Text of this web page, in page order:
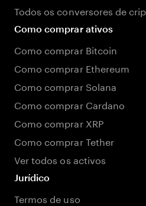
Todos os conversores de
Como comprar ativos
Como comprar Bitcoin
Como comprar Ethereum
Como comprar Solana
Como comprar Cardano
Como comprar XRP
Como comprar Tether
Ver todos os activos
Jurídico
Termos de uso